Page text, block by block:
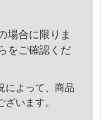
場合に限りま
をご確認くだ
によって、商品
います。